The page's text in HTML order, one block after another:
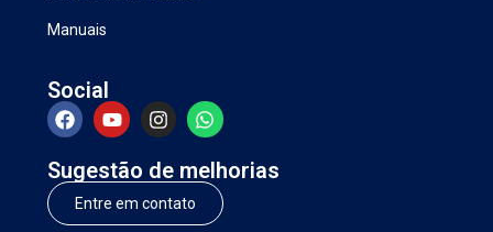
Manuais
Social
Sugestão de melhorias
Entre em contato